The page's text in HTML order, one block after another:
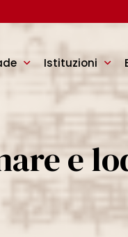
Istituzioni
e